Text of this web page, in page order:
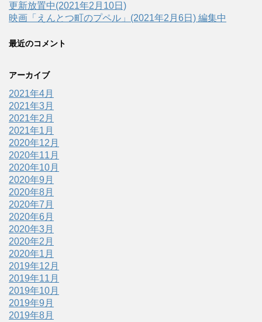
更新放置中(2021年2月10日)
映画「えんとつ町のプペル」(2021年2月6日) 編集中
最近のコメント
アーカイブ
2021年4月
2021年3月
2021年2月
2021年1月
2020年12月
2020年11月
2020年10月
2020年9月
2020年8月
2020年7月
2020年6月
2020年3月
2020年2月
2020年1月
2019年12月
2019年11月
2019年10月
2019年9月
2019年8月